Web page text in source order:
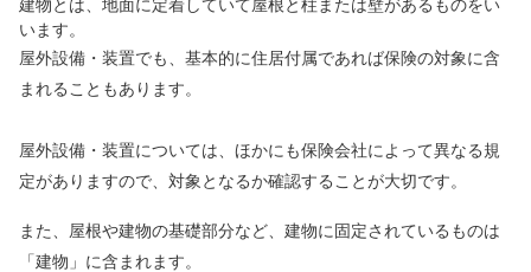
建物とは、地面に定着していて屋根と柱または壁があるものをい
います。
屋外設備・装置でも、基本的に住居付属であれば保険の対象に含
まれることもあります。
屋外設備・装置については、ほかにも保険会社によって異なる規
定がありますので、対象となるか確認することが大切です。
また、屋根や建物の基礎部分など、建物に固定されているものは
「建物」に含まれます。